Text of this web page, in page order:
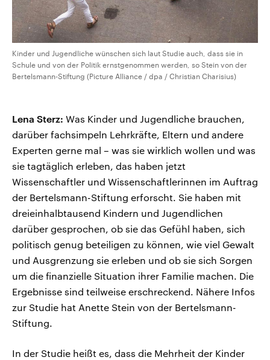
Kinder und Jugendliche wünschen sich laut Studie auch, dass sie in
Schule und von der Politik ernstgenommen werden, so Stein von der
Bertelsmann-Stiftung (Picture Alliance / dpa / Christian Charisius)
Lena Sterz: Was Kinder und Jugendliche brauchen,
darüber fachsimpeln Lehrkräfte, Eltern und andere
Experten gerne mal – was sie wirklich wollen und was
sie tagtäglich erleben, das haben jetzt
Wissenschaftler und Wissenschaftlerinnen im Auftrag
der Bertelsmann-Stiftung erforscht. Sie haben mit
dreieinhalbtausend Kindern und Jugendlichen
darüber gesprochen, ob sie das Gefühl haben, sich
politisch genug beteiligen zu können, wie viel Gewalt
und Ausgrenzung sie erleben und ob sie sich Sorgen
um die finanzielle Situation ihrer Familie machen. Die
Ergebnisse sind teilweise erschreckend. Nähere Infos
zur Studie hat Anette Stein von der Bertelsmann-
Stiftung.
In der Studie heißt es, dass die Mehrheit der Kinder